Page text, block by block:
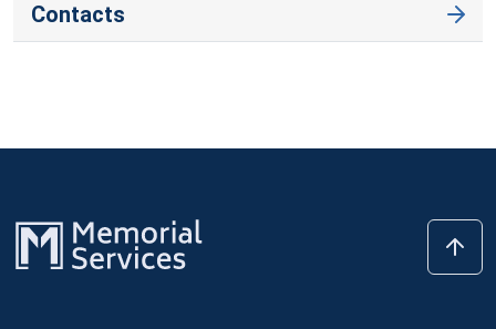
Contacts